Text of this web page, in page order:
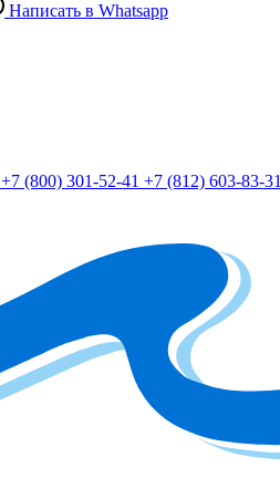
Написать в Whatsapp
+7 (800) 301-52-41 +7 (812) 603-83-31